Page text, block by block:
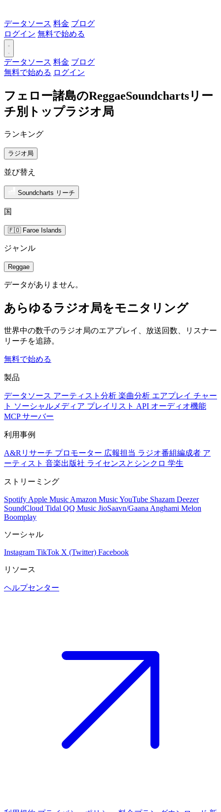
データソース 料金 ブログ
ログイン 無料で始める
データソース 料金 ブログ
無料で始める ログイン
フェロー諸島のReggaeSoundchartsリー
チ別トップラジオ局
ランキング
ラジオ局
並び替え
Soundcharts リーチ
国
🇫🇴 Faroe Islands
ジャンル
Reggae
データがありません。
あらゆるラジオ局をモニタリング
世界中の数千のラジオ局のエアプレイ、放送回数、リスナー
リーチを追跡。
無料で始める
製品
データソース アーティスト分析 楽曲分析 エアプレイ チャー
ト ソーシャルメディア プレイリスト API オーディオ機能
MCP サーバー
利用事例
A&Rリサーチ プロモーター 広報担当 ラジオ番組編成者 ア
ーティスト 音楽出版社 ライセンスとシンクロ 学生
ストリーミング
Spotify Apple Music Amazon MusicYouTube Shazam Deezer
SoundCloud Tidal QQ Music JioSaavn/Gaana Anghami Melon
Boomplay
ソーシャル
Instagram TikTok X (Twitter) Facebook
リソース
ヘルプセンター